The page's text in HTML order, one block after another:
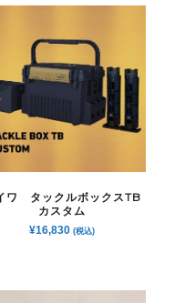
ワ タックルボックスTB
カスタム
¥16,830 (税込)